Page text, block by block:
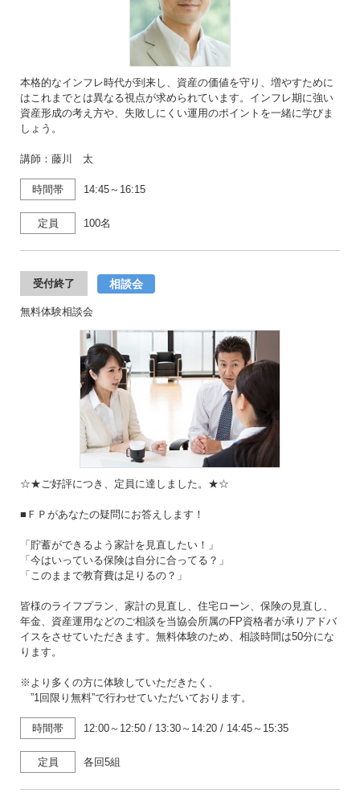
本格的なインフレ時代が到来し、資産の価値を守り、増やすために
はこれまでとは異なる視点が求められています。インフレ期に強い
資産形成の考え方や、失敗しにくい運用のポイントを一緒に学びま
しょう。
講師：藤川 太
時間帯 14:45～16:15
定員 100名
受付終了 相談会
無料体験相談会
☆★ご好評につき、定員に達しました。★☆
■ＦＰがあなたの疑問にお答えします！
「貯蓄ができるよう家計を見直したい！」
「今はいっている保険は自分に合ってる？」
「このままで教育費は足りるの？」
皆様のライフプラン、家計の見直し、住宅ローン、保険の見直し、
年金、資産運用などのご相談を当協会所属のFP資格者が承りアドバ
イスをさせていただきます。無料体験のため、相談時間は50分にな
ります。
※より多くの方に体験していただきたく、
”1回限り無料”で行わせていただいております。
時間帯 12:00～12:50 / 13:30～14:20 / 14:45～15:35
定員 各回5組